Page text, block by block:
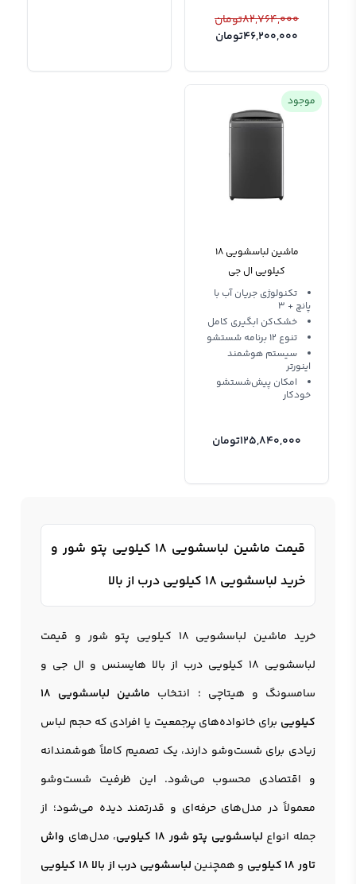
46,200,000تومان
82,764,000تومان
موجود
ماشین لباسشویی 18
کیلویی ال جی
T18H3SDHT2
تکنولوژی جریان آب با
پانچ + 3
خشک‌کن ابگیری کامل
تنوع 12 برنامه شستشو
سیستم هوشمند
اینورتر
امکان پیش‌شستشو
خودکار
125,840,000تومان
قیمت ماشین لباسشویی 18 کیلویی پتو شور و
خرید لباسشویی 18 کیلویی درب از بالا
خرید ماشین لباسشویی 18 کیلویی پتو شور و قیمت
لباسشویی 18 کیلویی درب از بالا هایسنس و ال جی و
سامسونگ و هیتاچی ؛ انتخاب
ماشین لباسشویی 18
کیلویی برای خانواده‌های پرجمعیت یا افرادی که حجم لباس
زیادی برای شست‌وشو دارند، یک تصمیم کاملاً هوشمندانه
و اقتصادی محسوب می‌شود. این ظرفیت شست‌وشو
معمولاً در مدل‌های حرفه‌ای و قدرتمند دیده می‌شود؛ از
جمله انواع لباسشویی پتو شور 18 کیلویی ، مدل‌های واش
تاور 18 کیلویی
و همچنین لباسشویی درب از بالا 18 کیلویی